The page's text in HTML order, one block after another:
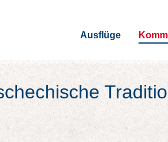
Ausflüge